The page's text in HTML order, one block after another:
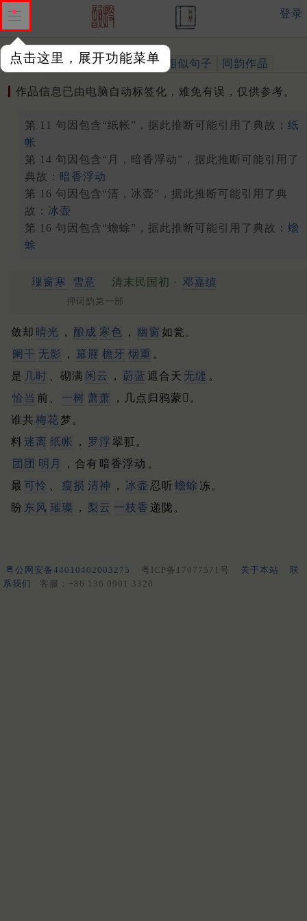
点击这里，展开功能菜单
登录
作品 标注四声 出处、引用 相似句子 同韵作品
作品信息已由电脑自动标签化，难免有误，仅供参考。
第 11 句因包含“纸帐”，据此推断可能引用了典故： 纸
帐
第 14 句因包含“月，暗香浮动”，据此推断可能引用了
典故： 暗香浮动
第 16 句因包含“清，冰壶”，据此推断可能引用了典
故： 冰壶
第 16 句因包含“蟾蜍”，据此推断可能引用了典故： 蟾
蜍
璅窗寒 雪意 清末民国初 · 邓嘉缜
押词韵第一部
敛却 晴光 ， 酿成 寒色 ， 幽窗 如瓮。
阑干 无影 ， 羃䍥 檐牙 烟重 。
是 几时 、砌满 闲云 ， 蔚蓝 遮合天 无缝 。
恰当 前、 一树 萧萧
，几点归鸦蒙𣯏。
谁共 梅花 梦。
料 迷离 纸帐 ， 罗浮 翠羾。
团团 明月 ，合有 暗香浮动 。
最 可怜 瘦损 清神 ， 冰壶 忍听蟾蜍 冻。
盼 东风 璀璨 ， 梨云 一枝香 递陇。
粤公网安备44010402003275 粤ICP备17077571号 关于本站
联
系我们
客服：+86 136 0901 3320